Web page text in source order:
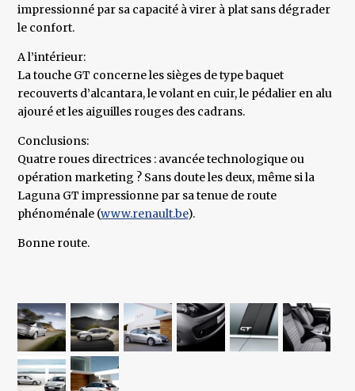
impressionné par sa capacité à virer à plat sans dégrader
le confort.
A l’intérieur:
La touche GT concerne les sièges de type baquet
recouverts d’alcantara, le volant en cuir, le pédalier en alu
ajouré et les aiguilles rouges des cadrans.
Conclusions:
Quatre roues directrices : avancée technologique ou
opération marketing ? Sans doute les deux, même si la
Laguna GT impressionne par sa tenue de route
phénoménale (www.renault.be).
Bonne route.